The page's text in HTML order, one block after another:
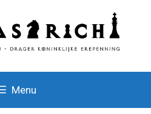
Menu